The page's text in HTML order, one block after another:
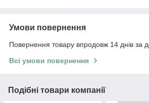
Умови повернення
Повернення товару впродовж 14 днів за
Всі умови повернення
Подібні товари компанії